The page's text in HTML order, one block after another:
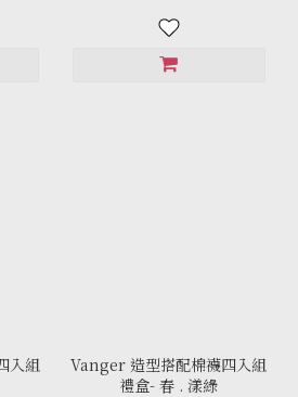
入組
Vanger 造型搭配棉襪四入組
禮盒- 春 . 漾綠